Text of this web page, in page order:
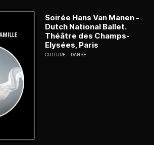
Soirée Hans Van Manen -
Dutch National Ballet.
Théâtre des Champs-
Elysées, Paris
CULTURE DANSE